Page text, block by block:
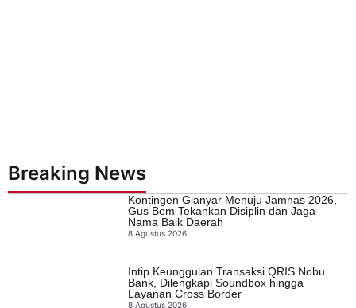
Breaking News
Kontingen Gianyar Menuju Jamnas 2026,
Gus Bem Tekankan Disiplin dan Jaga
Nama Baik Daerah
8 Agustus 2026
Intip Keunggulan Transaksi QRIS Nobu
Bank, Dilengkapi Soundbox hingga
Layanan Cross Border
8 Agustus 2026